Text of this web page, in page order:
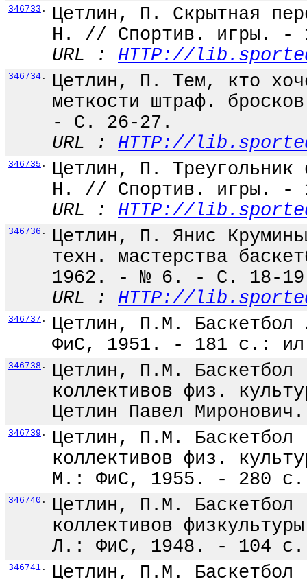
346733 .
Цетлин, П. Скрытная
Н. // Спортив. игры.
URL : HTTP://
346734 .
Цетлин, П. Тем, кто
меткости штраф.
- С. 26-27.
URL : HTTP://
346735 .
Цетлин, П.
Н. // Спортив. игры.
URL : HTTP://
346736 .
Цетлин, П. Янис
техн. мастерства
1962. - № 6. - С. 18-
URL : HTTP://
346737 .
Цетлин, П.М.
ФиС, 1951. - 181 с.:
346738 .
Цетлин, П.М. Баскетбол
коллективов физ.
Цетлин Павел
346739 .
Цетлин, П.М. Баскетбол
коллективов физ.
М.: ФиС, 1955. - 280
346740 .
Цетлин, П.М. Баскетбол
коллективов
Л.: ФиС, 1948. - 104
346741 .
Цетлин, П.М. Баскетбол